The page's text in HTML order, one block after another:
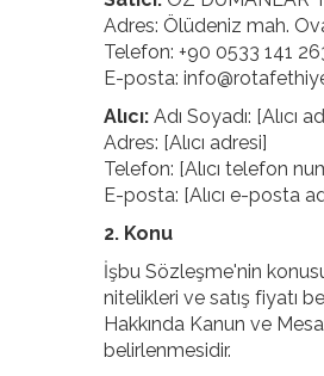
Adres: Ölüdeniz mah.
Telefon: +90 0533 141
E-posta:
Alıcı: Adı Soyadı: [Alıcı
Adres: [Alıcı adresi]
Telefon: [Alıcı telefon
E-posta: [Alıcı e-posta
2. Konu
İşbu Sözleşme'nin
nitelikleri ve satış fiyatı
Hakkında Kanun ve
belirlenmesidir.